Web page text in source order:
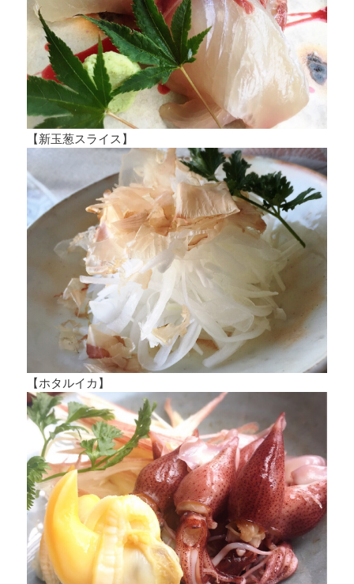
【新玉葱スライス】
【ホタルイカ】